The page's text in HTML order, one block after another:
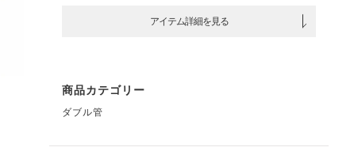
アイテム詳細を見る
商品カテゴリー
ダブル管